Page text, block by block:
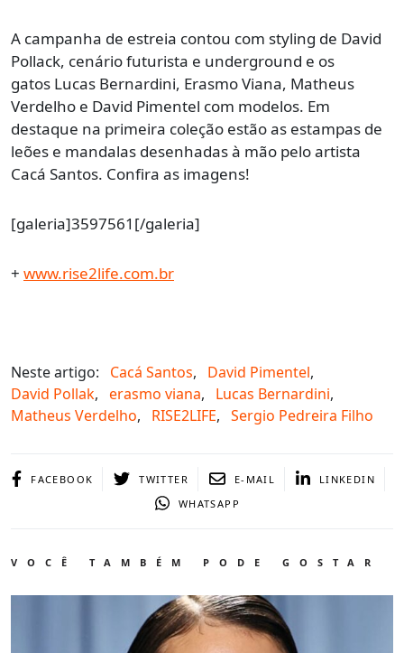
A campanha de estreia contou com styling de David
Pollack, cenário futurista e underground e os
gatos Lucas Bernardini, Erasmo Viana, Matheus
Verdelho e David Pimentel com modelos. Em
destaque na primeira coleção estão as estampas de
leões e mandalas desenhadas à mão pelo artista
Cacá Santos. Confira as imagens!
[galeria]3597561[/galeria]
+ www.rise2life.com.br
Neste artigo: Cacá Santos, David Pimentel,
David Pollak, erasmo viana, Lucas Bernardini,
Matheus Verdelho, RISE2LIFE, Sergio Pedreira Filho
FACEBOOK TWITTER E-MAIL
LINKEDIN
WHATSAPP
VOCÊ TAMBÉM PODE GOSTAR